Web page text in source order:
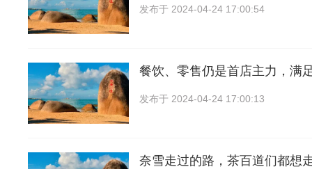
发布于 2024-04-24 17:00:54
餐饮、零售仍是首店主力，满
发布于 2024-04-24 17:00:13
奈雪走过的路，茶百道们都想